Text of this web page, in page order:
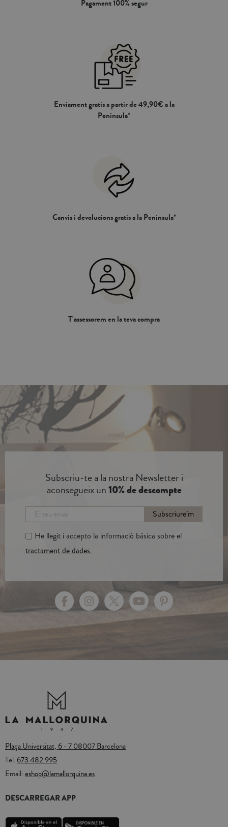
Pagament 100% segur
Enviament gratis a partir de 49,90€ a la
Península*
Canvis i devolucions gratis a la Península*
T'assessorem en la teva compra
Subscriu-te a la nostra Newsletter i
aconsegueix un10% de descompte
Subscriure’m
He llegit i accepto la informació bàsica sobre el
tractament de dades.
Plaça Universitat, 6 - 7 08007 Barcelona
Tel.673 482 995
Email:eshop@lamallorquina.es
DESCARREGAR APP